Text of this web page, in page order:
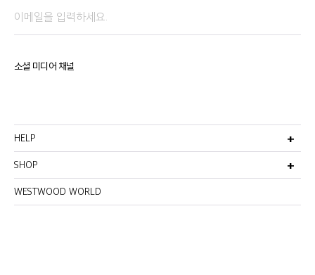
소셜 미디어 채널
HELP
고객서비스
비회원주문조회
선물포장서비스
반품 및 환불정책
매장찾기
SHOP
멤버십안내
이용약관
이메일무단수집거부
WESTWOOD WORLD